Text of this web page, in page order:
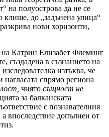
на полуострова да не се
клише, до „задънена улица“
нови хоризонти,
на Катрин Елизабет Флеминг
създадена в съзнанието на
изтъква, че
спрямо региона
чиято същност не
за балканската
с познавателния
впоследствие допълнен от